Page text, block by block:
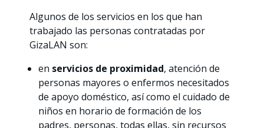
Algunos de los servicios en los que han
trabajado las personas contratadas por
GizaLAN son:
en servicios de proximidad, atención de
personas mayores o enfermos necesitados
de apoyo doméstico, así como el cuidado de
niños en horario de formación de los
padres, personas, todas ellas, sin recursos